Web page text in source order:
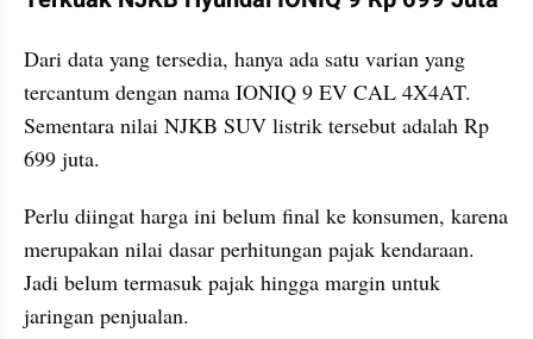
Dari data yang tersedia, hanya ada satu varian yang
tercantum dengan nama IONIQ 9 EV CAL 4X4AT.
Sementara nilai NJKB SUV listrik tersebut adalah Rp
699 juta.
Perlu diingat harga ini belum final ke konsumen, karena
merupakan nilai dasar perhitungan pajak kendaraan.
Jadi belum termasuk pajak hingga margin untuk
jaringan penjualan.